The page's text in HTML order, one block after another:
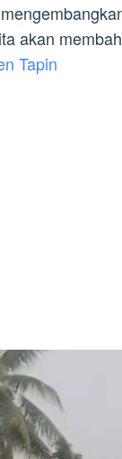
akan
Tapin